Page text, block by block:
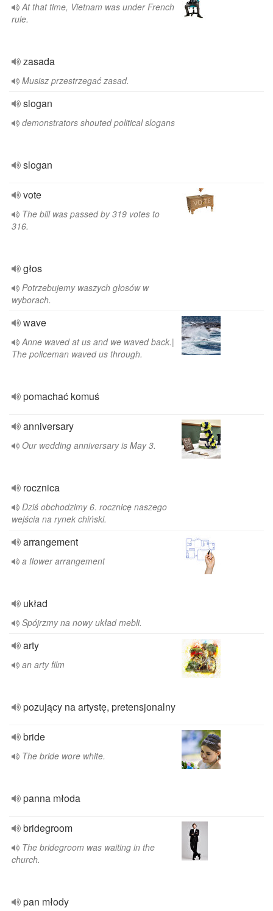
At that time, Vietnam was under French
rule.
zasada
Musisz przestrzegać zasad.
slogan
demonstrators shouted political slogans
slogan
vote
The bill was passed by 319 votes to
316.
głos
Potrzebujemy waszych głosów w
wyborach.
wave
Anne waved at us and we waved back.|
The policeman waved us through.
pomachać komuś
anniversary
Our wedding anniversary is May 3.
rocznica
Dziś obchodzimy 6. rocznicę naszego
wejścia na rynek chiński.
arrangement
a flower arrangement
układ
Spójrzmy na nowy układ mebli.
arty
an arty film
pozujący na artystę, pretensjonalny
bride
The bride wore white.
panna młoda
bridegroom
The bridegroom was waiting in the
church.
pan młody